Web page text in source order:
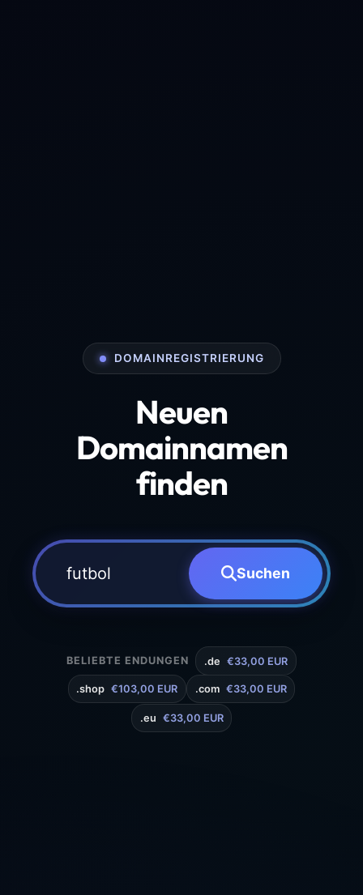
DOMAINREGISTRIERUNG
Neuen
Domainnamen
finden
Suchen
BELIEBTE ENDUNGEN .de €33,00 EUR
.shop €103,00 EUR .com €33,00 EUR
.eu €33,00 EUR